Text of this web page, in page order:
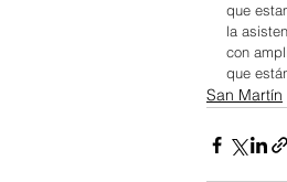
que
la
con
que
San Martín